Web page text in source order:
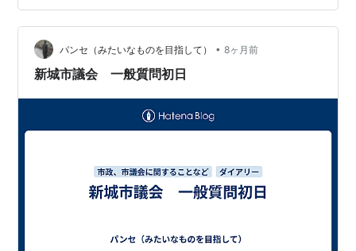
に向かったのだ。 最寄駅は霞ヶ関であるが、乗換案内で
検索したら、利用路線の都合で、内幸町から歩く経路が
表示された。深く考えずに、内幸町で下り、Ａ７の出口
から地上に出て、グーグルマップを頼りに歩き始め…
パンセ（みたいなものを目指して） • 8ヶ月前
新城市議会 一般質問初日